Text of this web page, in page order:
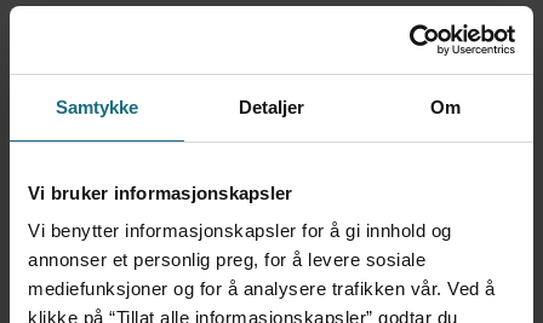
Samtykke Detaljer Om
Vi bruker informasjonskapsler
Vi benytter informasjonskapsler for å gi innhold og
annonser et personlig preg, for å levere sosiale
mediefunksjoner og for å analysere trafikken vår. Ved å
klikke på “Tillat alle informasjonskapsler” godtar du
Dansk politi vil fengsle lege